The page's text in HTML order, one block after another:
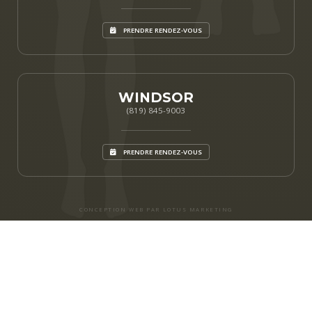
PRENDRE RENDEZ-VOUS
WINDSOR
(819) 845-9003
PRENDRE RENDEZ-VOUS
CONCEPTION WEB PAR LOTUS MARKETING